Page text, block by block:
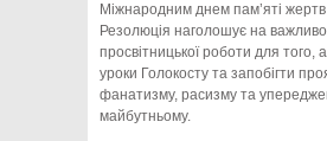
Міжнародним днем пам’яті жертв
Резолюція наголошує на
просвітницької роботи для того,
уроки Голокосту та запобігти
фанатизму, расизму та
майбутньому.